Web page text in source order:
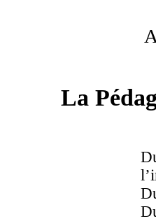
La